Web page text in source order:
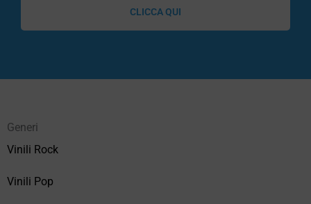
CLICCA QUI
Generi
Vinili Rock
Vinili Pop